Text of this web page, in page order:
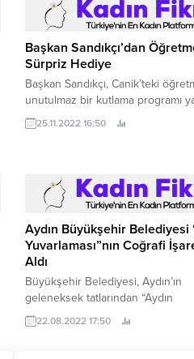
Başkan Sandıkçı’dan
Sürpriz Hediye
Başkan Sandıkçı, Canik’teki
unutulmaz bir kutlama programı
25.11.2022 16:50
Aydın Büyükşehir Belediyesi
Yuvarlaması”nın Coğrafi
Aldı
Büyükşehir Belediyesi, Aydın’ın
geleneksek tatlarından “Aydın
işaretini aldı.
22.08.2022 17:50